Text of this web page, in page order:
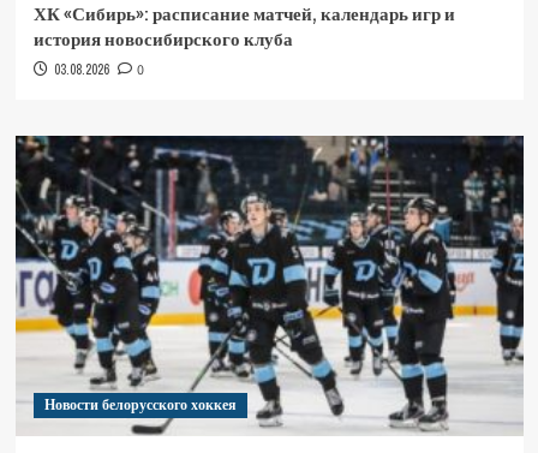
ХК «Сибирь»: расписание матчей, календарь игр и
история новосибирского клуба
03.08.2026 0
Новости белорусского хоккея